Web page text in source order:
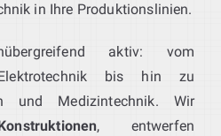
in Ihre Produktionslinien.
aktiv: vom
bis hin zu
und Medizintechnik. Wir
, entwerfen